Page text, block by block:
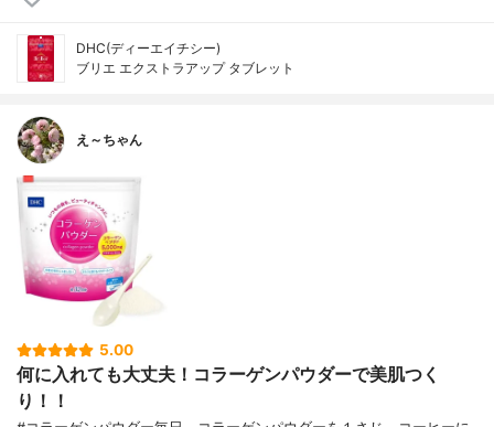
DHC(ディーエイチシー)
ブリエ エクストラアップ タブレット
え～ちゃん
5.00
何に入れても大丈夫！コラーゲンパウダーで美肌つく
り！！